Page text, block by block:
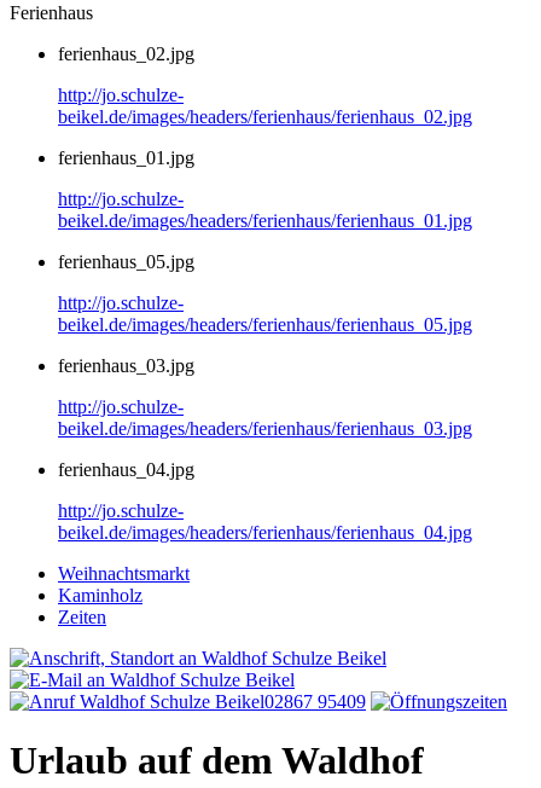
Ferienhaus
ferienhaus_02.jpg
http://jo.schulze-
beikel.de/images/headers/ferienhaus/ferienhaus_02.jpg
ferienhaus_01.jpg
http://jo.schulze-
beikel.de/images/headers/ferienhaus/ferienhaus_01.jpg
ferienhaus_05.jpg
http://jo.schulze-
beikel.de/images/headers/ferienhaus/ferienhaus_05.jpg
ferienhaus_03.jpg
http://jo.schulze-
beikel.de/images/headers/ferienhaus/ferienhaus_03.jpg
ferienhaus_04.jpg
http://jo.schulze-
beikel.de/images/headers/ferienhaus/ferienhaus_04.jpg
Weihnachtsmarkt
Kaminholz
Zeiten
02867 95409
Urlaub auf dem Waldhof